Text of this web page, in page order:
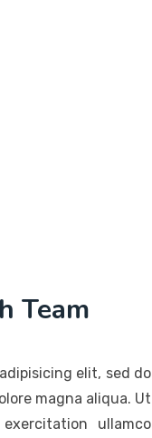
Team
elit, sed do
magna aliqua. Ut
ullamco